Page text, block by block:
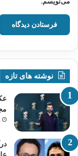
نوشته های تازه